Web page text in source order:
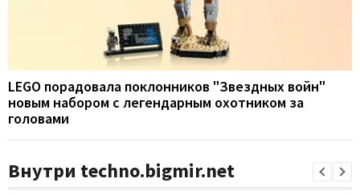
LEGO порадовала поклонников "Звездных войн"
новым набором с легендарным охотником за
головами
Внутри techno.bigmir.net